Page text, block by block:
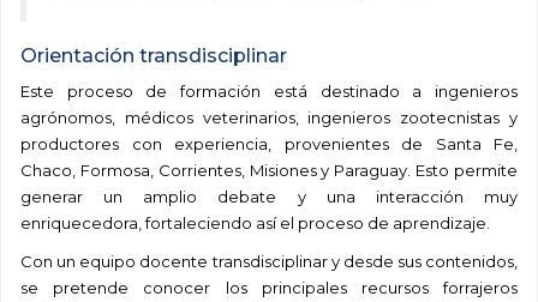
Orientación transdisciplinar
Este proceso de formación está destinado a ingenieros
agrónomos, médicos veterinarios, ingenieros zootecnistas y
productores con experiencia, provenientes de Santa Fe,
Chaco, Formosa, Corrientes, Misiones y Paraguay. Esto permite
generar un amplio debate y una interacción muy
enriquecedora, fortaleciendo así el proceso de aprendizaje.
Con un equipo docente transdisciplinar y desde sus contenidos,
se pretende conocer los principales recursos forrajeros